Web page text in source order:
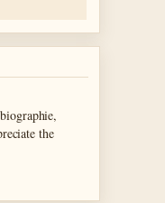
: vrai nom,
live thread